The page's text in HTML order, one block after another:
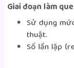
Giai đoạn làm
Sử dụng
thuật.
Số lần lặp